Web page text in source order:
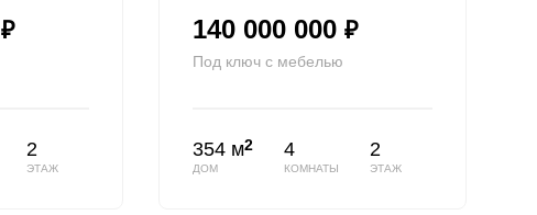
₽
2
ЭТАЖ
140 000 000 ₽
Под ключ с мебелью
354 м2
ДОМ
4
КОМНАТЫ
2
ЭТАЖ